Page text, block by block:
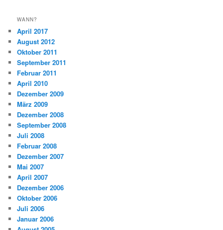
WANN?
April 2017
August 2012
Oktober 2011
September 2011
Februar 2011
April 2010
Dezember 2009
März 2009
Dezember 2008
September 2008
Juli 2008
Februar 2008
Dezember 2007
Mai 2007
April 2007
Dezember 2006
Oktober 2006
Juli 2006
Januar 2006